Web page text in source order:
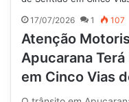
17/07/2026 1 107
Atenção
Apucarana
em Cinco Vias